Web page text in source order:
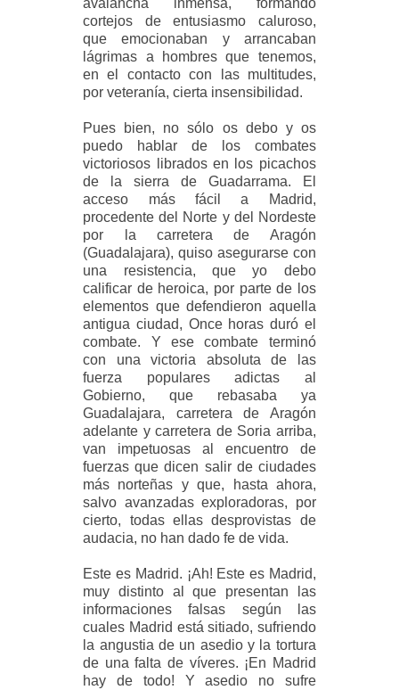
avalancha inmensa, formando
cortejos de entusiasmo caluroso,
que emocionaban y arrancaban
lágrimas a hombres que tenemos,
en el contacto con las multitudes,
por veteranía, cierta insensibilidad.
Pues bien, no sólo os debo y os
puedo hablar de los combates
victoriosos librados en los picachos
de la sierra de Guadarrama. El
acceso más fácil a Madrid,
procedente del Norte y del Nordeste
por la carretera de Aragón
(Guadalajara), quiso asegurarse con
una resistencia, que yo debo
calificar de heroica, por parte de los
elementos que defendieron aquella
antigua ciudad, Once horas duró el
combate. Y ese combate terminó
con una victoria absoluta de las
fuerza populares adictas al
Gobierno, que rebasaba ya
Guadalajara, carretera de Aragón
adelante y carretera de Soria arriba,
van impetuosas al encuentro de
fuerzas que dicen salir de ciudades
más norteñas y que, hasta ahora,
salvo avanzadas exploradoras, por
cierto, todas ellas desprovistas de
audacia, no han dado fe de vida.
Este es Madrid. ¡Ah! Este es Madrid,
muy distinto al que presentan las
informaciones falsas según las
cuales Madrid está sitiado, sufriendo
la angustia de un asedio y la tortura
de una falta de víveres. ¡En Madrid
hay de todo! Y asedio no sufre